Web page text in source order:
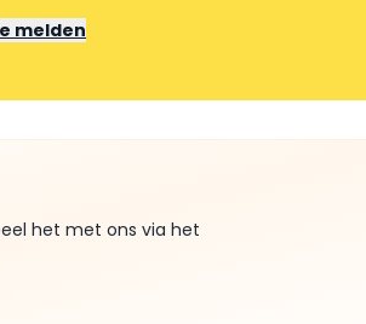
melden
het met ons via het